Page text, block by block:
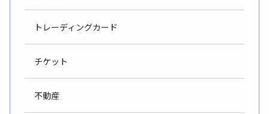
トレーディングカード
チケット
不動産